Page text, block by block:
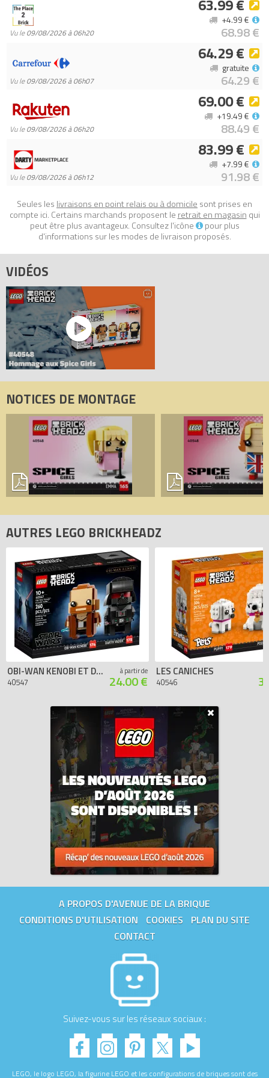
Vu le09/08/2026 à 06h20
63.99 €
68.98 €
+4.99 €
Vu le09/08/2026 à 06h07
64.29 €
64.29 €
gratuite
Vu le09/08/2026 à 06h20
69.00 €
88.49 €
+19.49 €
Vu le09/08/2026 à 06h12
83.99 €
91.98 €
+7.99 €
Seules les livraisons en point relais ou à domicile sont prises en
compte ici. Certains marchands proposent le retrait en magasin qui
peut être plus avantageux. Consultez l'icône
pour plus
d'informations sur les modes de livraison proposés.
VIDÉOS
NOTICES DE MONTAGE
AUTRES LEGO BRICKHEADZ
OBI-WAN KENOBI ET DARK VADOR
40547
à partir de
24.00 €
LES CANICHES
40546
A PROPOS D'AVENUE DE LA BRIQUE
CONDITIONS D'UTILISATION
COOKIES
PLAN DU SITE
CONTACT
Suivez-vous sur les réseaux sociaux :
LEGO, le logo LEGO, la figurine LEGO et les configurations de briques sont des